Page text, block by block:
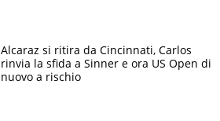
Alcaraz si ritira da Cincinnati, Carlos
rinvia la sfida a Sinner e ora US Open di
nuovo a rischio